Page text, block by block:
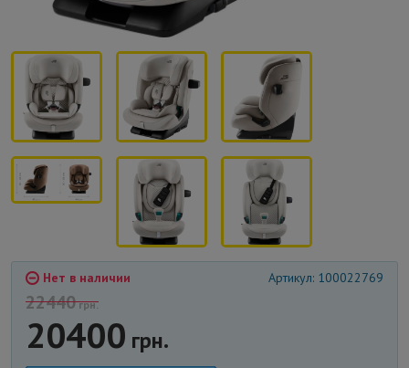
Нет в наличии Артикул: 100022769
22440грн.
20400 грн.